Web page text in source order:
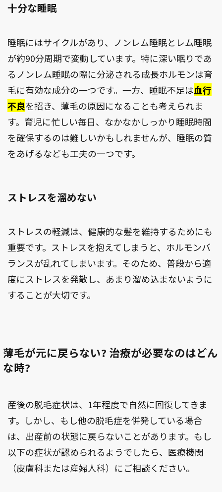
十分な睡眠
睡眠にはサイクルがあり、ノンレム睡眠とレム睡眠
が約90分周期で変動しています。特に深い眠りであ
るノンレム睡眠の際に分泌される成長ホルモンは育
毛に有効な成分の一つです。一方、睡眠不足は血行
不良を招き、薄毛の原因になることも考えられま
す。育児に忙しい毎日、なかなかしっかり睡眠時間
を確保するのは難しいかもしれませんが、睡眠の質
をあげるなども工夫の一つです。
ストレスを溜めない
ストレスの軽減は、健康的な髪を維持するためにも
重要です。ストレスを抱えてしまうと、ホルモンバ
ランスが乱れてしまいます。そのため、普段から適
度にストレスを発散し、あまり溜め込まないように
することが大切です。
薄毛が元に戻らない? 治療が必要なのはどん
な時?
産後の脱毛症状は、1年程度で自然に回復してきま
す。しかし、もし他の脱毛症を併発している場合
は、出産前の状態に戻らないことがあります。もし
以下の症状が認められるようでしたら、医療機関
（皮膚科または産婦人科）にご相談ください。